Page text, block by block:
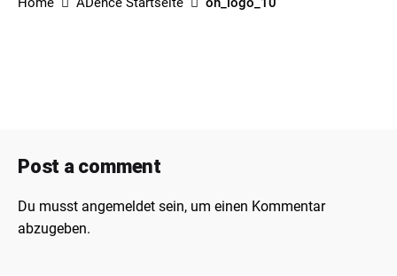
Post a comment
Du musst angemeldet sein, um einen Kommentar
abzugeben.